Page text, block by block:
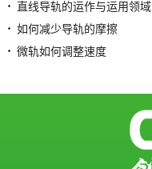
直线导轨的运作与运用领域
如何减少导轨的摩擦
微轨如何调整速度